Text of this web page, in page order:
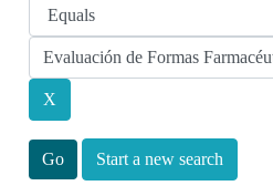
Start a new search